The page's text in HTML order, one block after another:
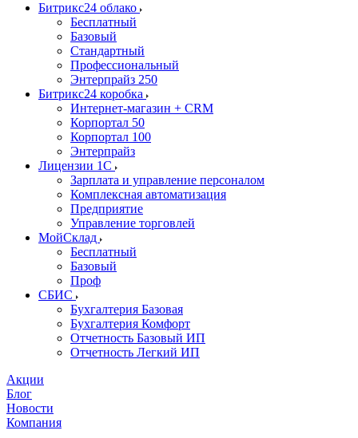
Битрикс24 облако
Бесплатный
Базовый
Стандартный
Профессиональный
Энтерпрайз 250
Битрикс24 коробка
Интернет-магазин + CRM
Корпортал 50
Корпортал 100
Энтерпрайз
Лицензии 1С
Зарплата и управление персоналом
Комплексная автоматизация
Предприятие
Управление торговлей
МойСклад
Бесплатный
Базовый
Проф
СБИС
Бухгалтерия Базовая
Бухгалтерия Комфорт
Отчетность Базовый ИП
Отчетность Легкий ИП
Акции
Блог
Новости
Компания